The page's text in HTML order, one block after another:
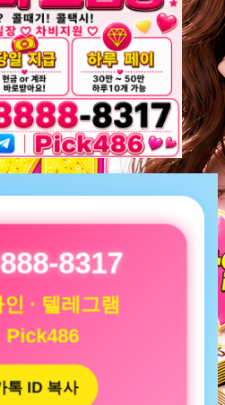
8317
· 텔레그램
Pick486
톡 ID 복사